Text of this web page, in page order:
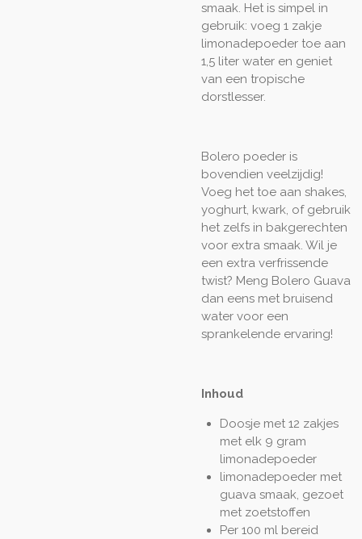
smaak. Het is simpel in
gebruik: voeg 1 zakje
limonadepoeder toe aan
1,5 liter water en geniet
van een tropische
dorstlesser.
Bolero poeder is
bovendien veelzijdig!
Voeg het toe aan shakes,
yoghurt, kwark, of gebruik
het zelfs in bakgerechten
voor extra smaak. Wil je
een extra verfrissende
twist? Meng Bolero Guava
dan eens met bruisend
water voor een
sprankelende ervaring!
Inhoud
Doosje met 12 zakjes
met elk 9 gram
limonadepoeder
limonadepoeder met
guava smaak, gezoet
met zoetstoffen
Per 100 ml bereid